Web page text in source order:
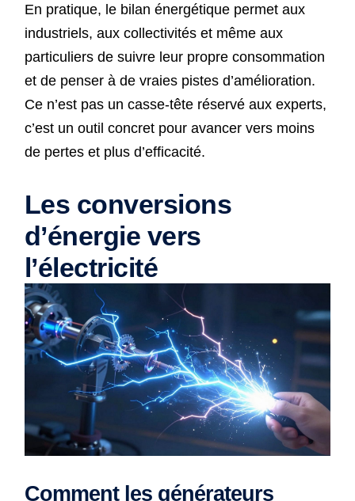
En pratique, le bilan énergétique permet aux
industriels, aux collectivités et même aux
particuliers de suivre leur propre consommation
et de penser à de vraies pistes d’amélioration.
Ce n’est pas un casse-tête réservé aux experts,
c’est un outil concret pour avancer vers moins
de pertes et plus d’efficacité.
Les conversions
d’énergie vers
l’électricité
Comment les générateurs